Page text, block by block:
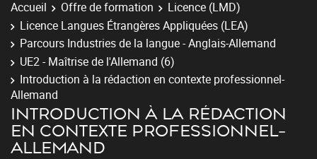
Accueil Offre de formation
Licence (LMD)
Licence Langues Étrangères Appliquées (LEA)
Parcours Industries de la langue - Anglais-Allemand
UE2 - Maîtrise de l'Allemand (6)
Introduction à la rédaction en contexte professionnel-
Allemand
INTRODUCTION À LA RÉDACTION
EN CONTEXTE PROFESSIONNEL-
ALLEMAND